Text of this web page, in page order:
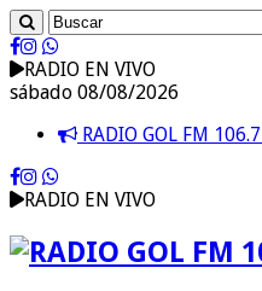
RADIO EN VIVO
sábado 08/08/2026
RADIO GOL FM
RADIO EN VIVO